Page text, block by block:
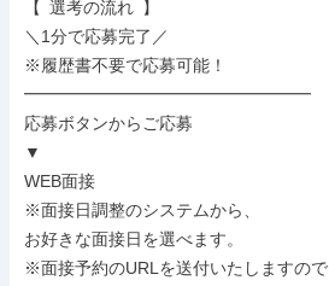
【 選考の流れ 】
＼1分で応募完了／
※履歴書不要で応募可能！
━━━━━━━━━━━━━━━━━
応募ボタンからご応募
▼
WEB面接
※面接日調整のシステムから、
お好きな面接日を選べます。
※面接予約のURLを送付いたしますので